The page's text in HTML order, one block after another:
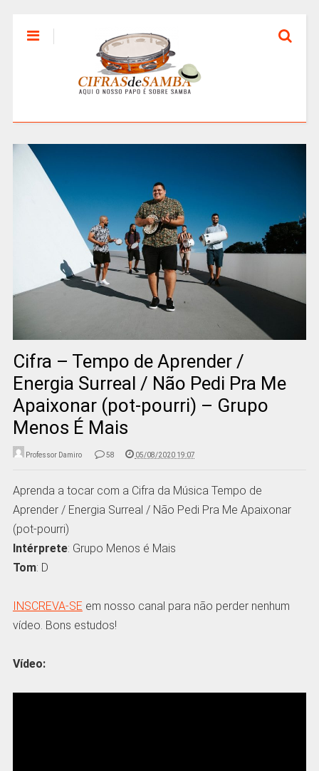
Cifra – Tempo de Aprender /
Energia Surreal / Não Pedi Pra Me
Apaixonar (pot-pourri) – Grupo
Menos É Mais
Professor Damiro 58 05/08/2020 19:07
Aprenda a tocar com a Cifra da Música Tempo de
Aprender / Energia Surreal / Não Pedi Pra Me Apaixonar
(pot-pourri)
Intérprete: Grupo Menos é Mais
Tom: D
INSCREVA-SE em nosso canal para não perder nenhum
vídeo. Bons estudos!
Vídeo: